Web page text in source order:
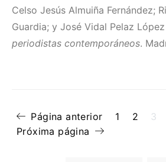
Celso Jesús Almuiña Fernández;
Guardia; y José Vidal Pelaz
periodistas contemporáneos.
Página anterior 1 2 3
Próxima página